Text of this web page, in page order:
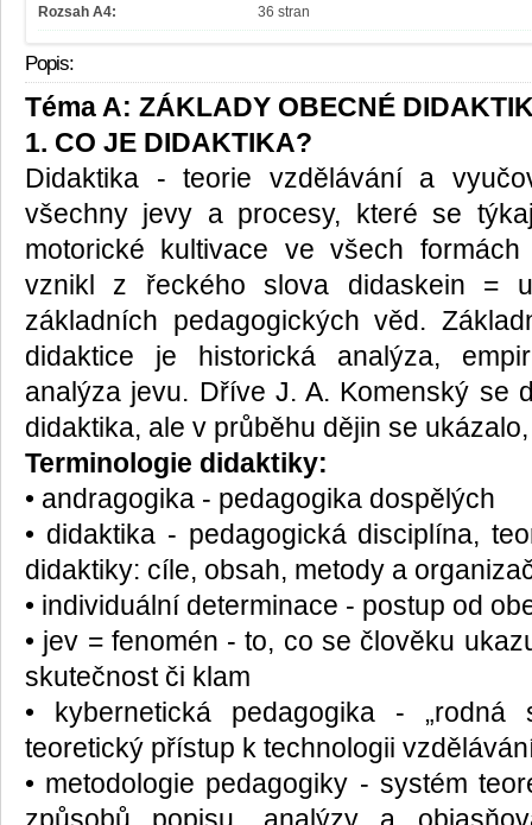
Rozsah A4: 36 stran
Popis:
Téma A: ZÁKLADY OBECNÉ
1. CO JE DIDAKTIKA?
Didaktika - teorie vzdělávání a
všechny jevy a procesy, které se
motorické kultivace ve všech
vznikl z řeckého slova didaskein =
základních pedagogických věd.
didaktice je historická analýza,
analýza jevu. Dříve J. A. Komenský se
didaktika, ale v průběhu dějin se
Terminologie didaktiky:
• andragogika - pedagogika dospělých
• didaktika - pedagogická disciplína,
didaktiky: cíle, obsah, metody a
• individuální determinace - postup od
• jev = fenomén - to, co se člověku
skutečnost či klam
• kybernetická pedagogika - „rodná
teoretický přístup k technologii
• metodologie pedagogiky - systém